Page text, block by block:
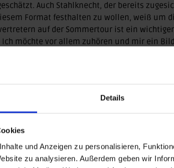
Details
und Anzeigen zu personalisieren,
zu analysieren. Außerdem geben wir
Auch Stahlknecht, der bereits
Format festhalten zu wollen, weiß um
auf der Sommertour ist ein wichtiger
möchte vor allem zuhören und mir ein
Der direkte Austausch und die gemeinsame
Herausforderungen überaus wichtig“,
in die Kreisfachverbände Altmark West,
den Saalekreis sowie den Landkreis
Station gemacht: